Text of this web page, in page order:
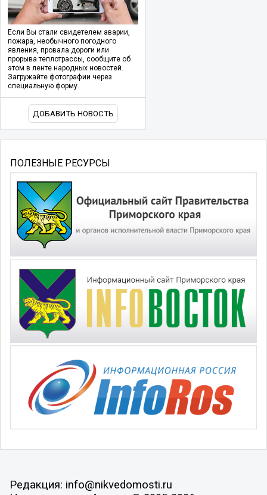
Если Вы стали свидетелем аварии,
пожара, необычного погодного
явления, провала дороги или
прорыва теплотрассы, сообщите об
этом в ленте народных новостей.
Загружайте фотографии через
специальную форму.
ДОБАВИТЬ НОВОСТЬ
ПОЛЕЗНЫЕ РЕСУРСЫ
Редакция: info@nikvedomosti.ru